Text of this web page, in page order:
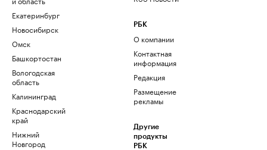
Екатеринбург
Новосибирск
Омск
Башкортостан
Вологодская
область
Калининград
Краснодарский
край
Нижний
Новгород
РБК
О компании
Контактная
информация
Редакция
Размещение
рекламы
Другие
продукты
РБК